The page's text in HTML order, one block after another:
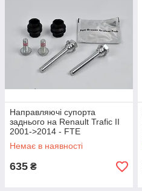
Направляючі супорта
заднього на Renault Trafic II
2001->2014 - FTE
(Німеччина) — RKS8947009
Немає в наявності
635 ₴